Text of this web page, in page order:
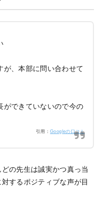
が、本部に問い合わせて
ができていないので今の
引用：Googleの口コミ
の先生は誠実かつ真っ当
するポジティブな声が目